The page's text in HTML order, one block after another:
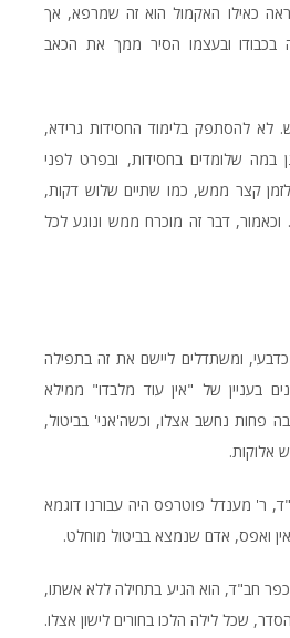
כאילו האקמול הוא זה שמרפא, אך
בכבודו ובעצמו הסיר ממך את הכאב
לא להסתפק בלימוד החסידות גרידא,
במה שלומדים בחסידות, ובפרט לפני
קצר ממש, כמו שתיים שלוש דקות,
דבר זה מוכרח ממש ונוגע לכל
ומשתדלים ליישם את זה בתפילה
בעניין של "אין עוד מלבדו" ממילא
פחות נחשב אצלו, וכשה'אני' בביטול,
אלוקות.
ר' מענדל פוטרפס היה עבורנו דוגמא
ואפס, אדם שנמצא בביטול מוחלט.
חב"ד, הוא הגיע בתחילה ללא אשתו,
שכל לילה הלכו בחורים לישון אצלו.